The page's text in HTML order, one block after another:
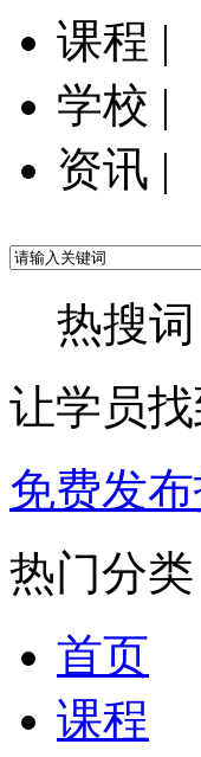
课程 |
学校 |
资讯 |
热搜词
让学员找
免费发
热门分类
首页
课程